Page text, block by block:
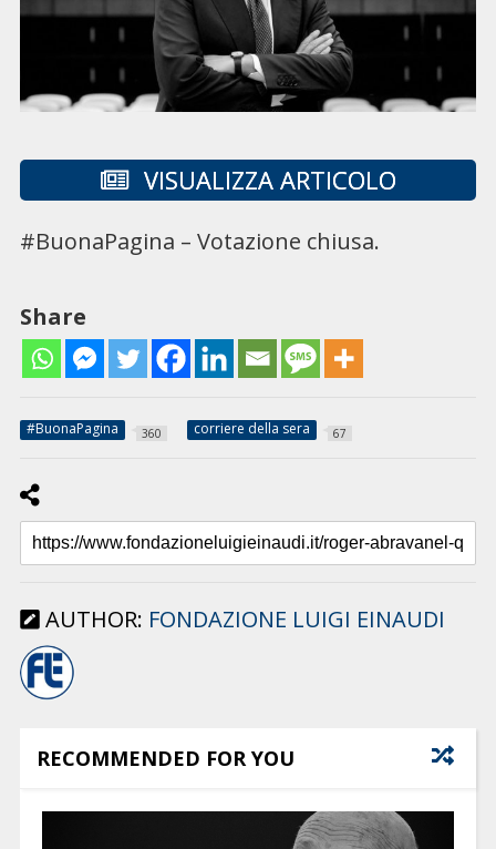
VISUALIZZA ARTICOLO
#BuonaPagina – Votazione chiusa.
Share
#BuonaPagina 360 corriere della sera 67
AUTHOR: FONDAZIONE LUIGI EINAUDI
RECOMMENDED FOR YOU